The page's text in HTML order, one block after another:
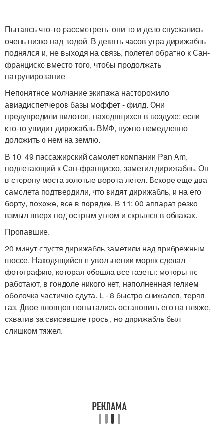
Пытаясь что-то рассмотреть, они то и дело спускались
очень низко над водой. В девять часов утра дирижабль
поднялся и, не выходя на связь, полетел обратно к Сан-
франциско вместо того, чтобы продолжать
патрулирование.
Непонятное молчание экипажа насторожило
авиадиспетчеров базы моффет - филд. Они
предупредили пилотов, находящихся в воздухе: если
кто-то увидит дирижабль ВМФ, нужно немедленно
доложить о нем на землю.
В 10: 49 пассажирский самолет компании Pan Am,
подлетающий к Сан-франциско, заметил дирижабль. Он
в сторону моста золотые ворота летел. Вскоре еще два
самолета подтвердили, что видят дирижабль, и на его
борту, похоже, все в порядке. В 11: 00 аппарат резко
взмыл вверх под острым углом и скрылся в облаках.
Пропавшие.
20 минут спустя дирижабль заметили над прибрежным
шоссе. Находящийся в увольнении моряк сделал
фотографию, которая обошла все газеты: моторы не
работают, в гондоле никого нет, наполненная гелием
оболочка частично сдута. L - 8 быстро снижался, теряя
газ. Двое пловцов попытались остановить его на пляже,
схватив за свисавшие тросы, но дирижабль был
слишком тяжел.